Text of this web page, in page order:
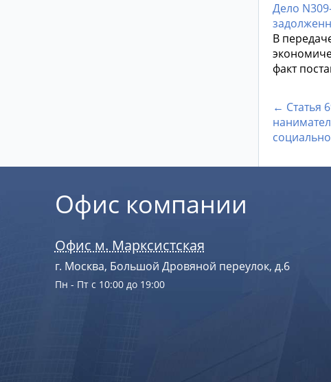
Дело
В
факт
← Статья
Офис компании
Офис м. Марксистская
г. Москва, Большой Дровяной переулок, д.6
Пн - Пт с 10:00 до 19:00